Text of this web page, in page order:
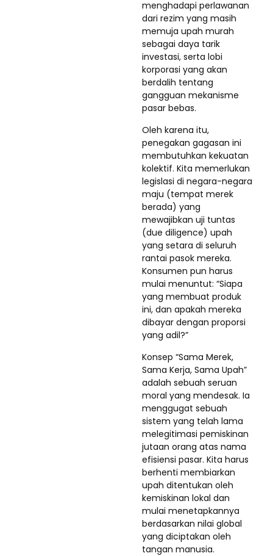
menghadapi perlawanan
dari rezim yang masih
memuja upah murah
sebagai daya tarik
investasi, serta lobi
korporasi yang akan
berdalih tentang
gangguan mekanisme
pasar bebas.
Oleh karena itu,
penegakan gagasan ini
membutuhkan kekuatan
kolektif. Kita memerlukan
legislasi di negara-negara
maju (tempat merek
berada) yang
mewajibkan uji tuntas
(due diligence) upah
yang setara di seluruh
rantai pasok mereka.
Konsumen pun harus
mulai menuntut: “Siapa
yang membuat produk
ini, dan apakah mereka
dibayar dengan proporsi
yang adil?”
Konsep “Sama Merek,
Sama Kerja, Sama Upah”
adalah sebuah seruan
moral yang mendesak. Ia
menggugat sebuah
sistem yang telah lama
melegitimasi pemiskinan
jutaan orang atas nama
efisiensi pasar. Kita harus
berhenti membiarkan
upah ditentukan oleh
kemiskinan lokal dan
mulai menetapkannya
berdasarkan nilai global
yang diciptakan oleh
tangan manusia.